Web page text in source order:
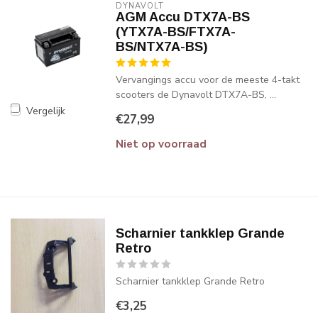
Vergelijk
DYNAVOLT
AGM Accu DTX7A-BS
(YTX7A-BS/FTX7A-
BS/NTX7A-BS)
Vervangings accu voor de meeste 4-takt
scooters de Dynavolt DTX7A-BS, ...
€27,99
Niet op voorraad
Scharnier tankklep Grande
Retro
Scharnier tankklep Grande Retro
€3,25